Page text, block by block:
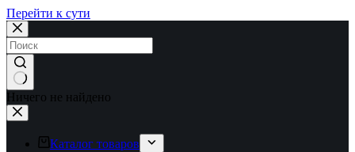
Перейти к сути
Ничего не найдено
Каталог товаров